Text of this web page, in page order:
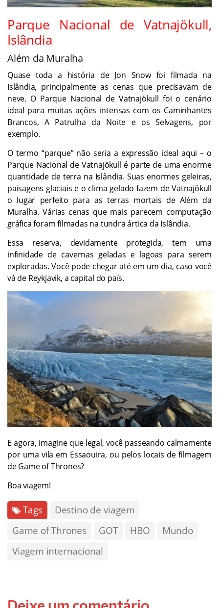
Parque Nacional de Vatnajökull,
Islândia
Além da Muralha
Quase toda a história de Jon Snow foi filmada na
Islândia, principalmente as cenas que precisavam de
neve. O Parque Nacional de Vatnajökull foi o cenário
ideal para muitas ações intensas com os Caminhantes
Brancos, A Patrulha da Noite e os Selvagens, por
exemplo.
O termo “parque” não seria a expressão ideal aqui – o
Parque Nacional de Vatnajökull é parte de uma enorme
quantidade de terra na Islândia. Suas enormes geleiras,
paisagens glaciais e o clima gelado fazem de Vatnajökull
o lugar perfeito para as terras mortais de Além da
Muralha. Várias cenas que mais parecem computação
gráfica foram filmadas na tundra ártica da Islândia.
Essa reserva, devidamente protegida, tem uma
infinidade de cavernas geladas e lagoas para serem
exploradas. Você pode chegar até em um dia, caso você
vá de Reykjavik, a capital do país.
E agora, imagine que legal, você passeando calmamente
por uma vila em Essaouira, ou pelos locais de filmagem
de Game of Thrones?
Boa viagem!
Tags
Destino de viagem
Game of Thrones
GOT HBO
Mundo
Viagem internacional